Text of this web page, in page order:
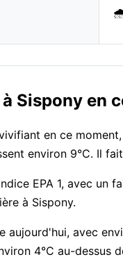
Sispony en
en ce
environ 9°C. Il
EPA 1, avec un
à Sispony.
aujourd'hui, avec
4°C au-dessus